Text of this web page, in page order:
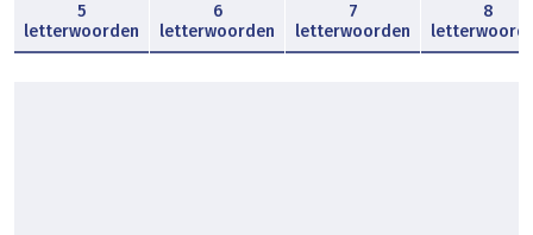
5
letterwoorden
6
letterwoorden
7
letterwoorden
8